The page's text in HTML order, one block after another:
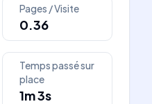
Pages / Visite
0.36
Temps passé sur
place
1m 3s